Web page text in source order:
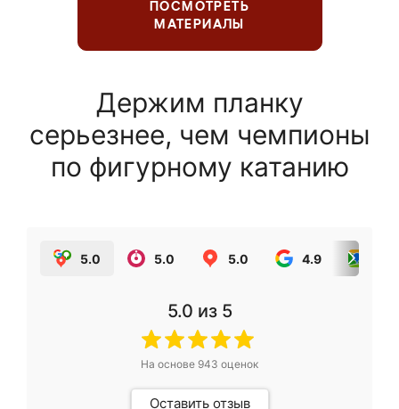
ПОСМОТРЕТЬ
МАТЕРИАЛЫ
Держим планку
серьезнее, чем чемпионы
по фигурному катанию
5.0 5.0 5.0 4.9
5.0 из 5
На основе 943 оценок
Оставить отзыв